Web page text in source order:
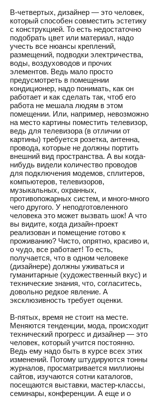
В-четвертых, дизайнер — это человек,
который способен совместить эстетику
с конструкцией. То есть недостаточно
подобрать цвет или материал, надо
учесть все нюансы креплений,
размещений, подводки электричества,
воды, воздуховодов и прочих
элементов. Ведь мало просто
предусмотреть в помещении
кондиционер, надо понимать, как он
работает и как сделать так, чтоб его
работа не мешала людям в этом
помещении. Или, например, невозможно
на место картины поместить телевизор,
ведь для телевизора (в отличии от
картины) требуется розетка, антенна,
провода, которые не должны портить
внешний вид пространства. А вы когда-
нибудь видели количество проводов
для подключения модемов, сплитеров,
компьютеров, телевизоров,
музыкальных, охранных,
противопожарных систем, и много-много
чего другого. У неподготовленного
человека это может вызвать шок! А что
вы видите, когда дизайн-проект
реализован и помещение готово к
проживанию? Чисто, опрятно, красиво и,
о чудо, все работает! То есть,
получается, что в одном человеке
(дизайнере) должны уживаться и
гуманитарные (художественный вкус) и
технические знания, что, согласитесь,
довольно редкое явление. А
эксклюзивность требует оценки.
В-пятых, время не стоит на месте.
Меняются тенденции, мода, происходит
технический прогресс и дизайнер — это
человек, который учится постоянно.
Ведь ему надо быть в курсе всех этих
изменений. Потому штудируются тонны
журналов, просматривается миллионы
сайтов, изучаются сотни каталогов,
посещаются выставки, мастер-классы,
семинары, конференции. А еще и о